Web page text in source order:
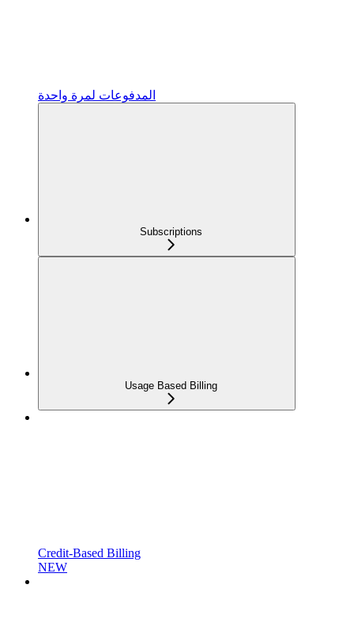
المدفوعات لمرة واحدة
Subscriptions
Usage Based Billing
Credit-Based Billing
NEW